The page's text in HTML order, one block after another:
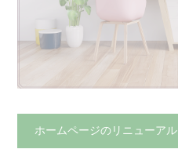
ホームページのリニューアル